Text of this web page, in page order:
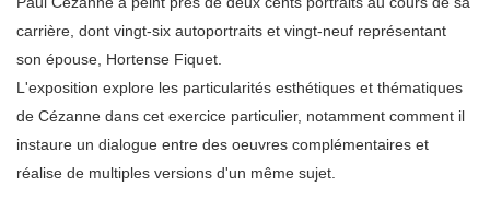
carrière, dont vingt-six autoportraits et vingt-neuf représentant
son épouse, Hortense Fiquet.
L'exposition explore les particularités esthétiques et thématiques
de Cézanne dans cet exercice particulier, notamment comment il
instaure un dialogue entre des oeuvres complémentaires et
réalise de multiples versions d'un même sujet.